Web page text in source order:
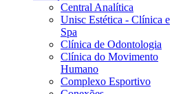
Central Analítica
Unisc Estética - Clínica e
Spa
Clínica de Odontologia
Clínica do Movimento
Humano
Complexo Esportivo